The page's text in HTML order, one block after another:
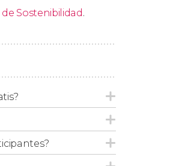
veremos dos
salpicados de
aproximadamente.
Sostenibilidad .